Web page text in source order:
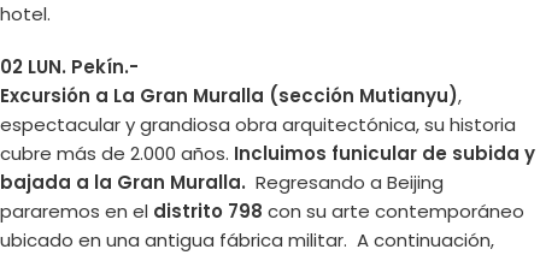
hotel.
02 LUN. Pekín.-
Excursión a La Gran Muralla (sección Mutianyu),
espectacular y grandiosa obra arquitectónica, su historia
cubre más de 2.000 años. Incluimos funicular de subida y
bajada a la Gran Muralla. Regresando a Beijing
pararemos en el distrito 798 con su arte contemporáneo
ubicado en una antigua fábrica militar. A continuación,